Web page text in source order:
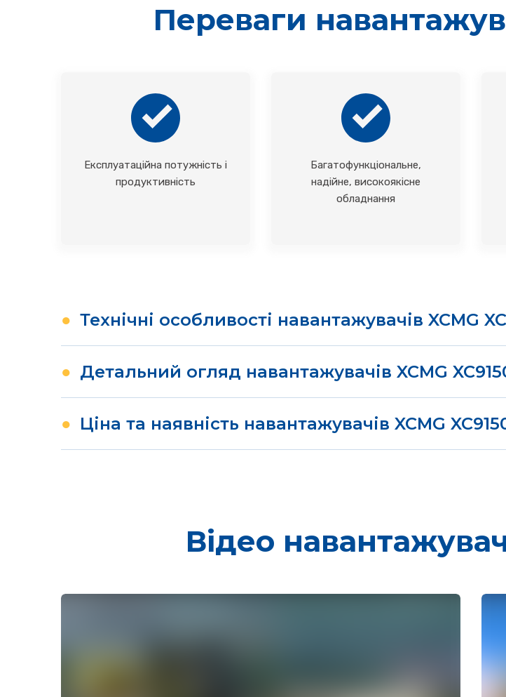
Переваги
Експлуатаційна потужність і
продуктивність
Багатофункціональне,
надійне, високоякісне
обладнання
● Технічні особливості навантажувачів XCMG
надвеликотоннажних колісних навантажувачів за кордоном і стала світовим
● Детальний огляд навантажувачів XCMG
● Ціна та наявність навантажувачів XCMG
Відео